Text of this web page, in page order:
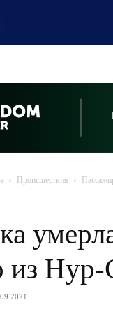
Происшествия
из